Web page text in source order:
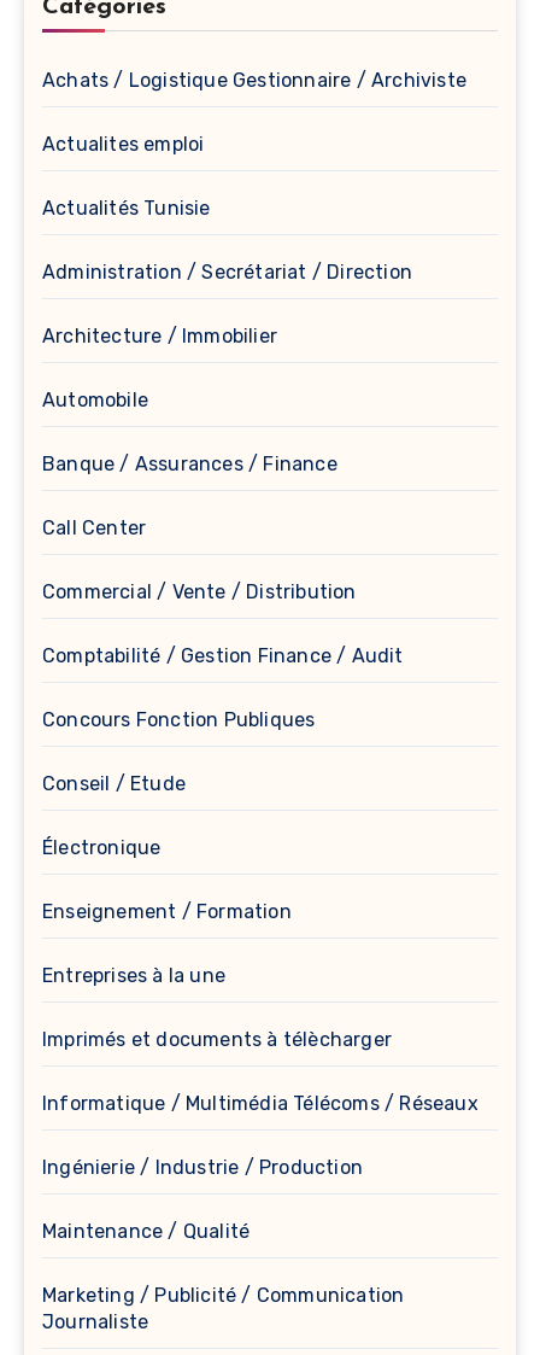
Catégories
Achats / Logistique Gestionnaire / Archiviste
Actualites emploi
Actualités Tunisie
Administration / Secrétariat / Direction
Architecture / Immobilier
Automobile
Banque / Assurances / Finance
Call Center
Commercial / Vente / Distribution
Comptabilité / Gestion Finance / Audit
Concours Fonction Publiques
Conseil / Etude
Électronique
Enseignement / Formation
Entreprises à la une
Imprimés et documents à télècharger
Informatique / Multimédia Télécoms / Réseaux
Ingénierie / Industrie / Production
Maintenance / Qualité
Marketing / Publicité / Communication
Journaliste